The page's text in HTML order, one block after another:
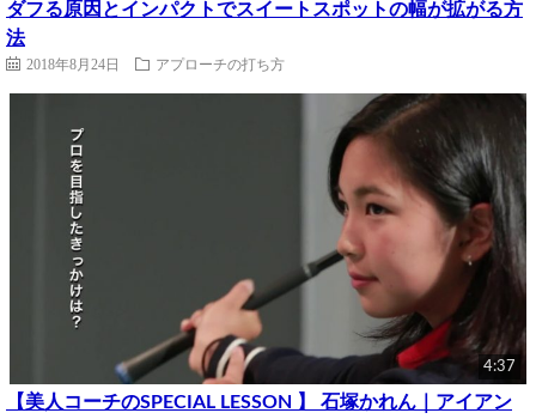
ダフる原因とインパクトでスイートスポットの幅が拡がる方
法
2018年8月24日 アプローチの打ち方
4:37
【美人コーチのSPECIAL LESSON 】 石塚かれん｜アイアン